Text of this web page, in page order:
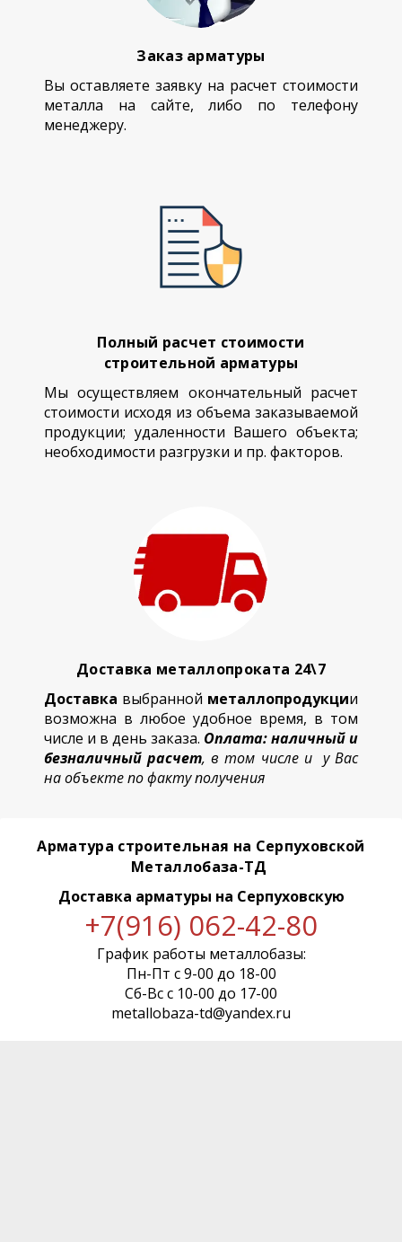
Заказ арматуры
Вы оставляете заявку на расчет стоимости
металла на сайте, либо по телефону
менеджеру.
Полный расчет стоимости
строительной арматуры
Мы осуществляем окончательный расчет
стоимости исходя из объема заказываемой
продукции; удаленности Вашего объекта;
необходимости разгрузки и пр. факторов.
Доставка металлопроката 24\7
Доставка выбранной металлопродукции
возможна в любое удобное время, в том
числе и в день заказа. Оплата: наличный и
безналичный расчет, в том числе и у Вас
на объекте по факту получения
Арматура строительная на Серпуховской
Металлобаза-ТД
Доставка арматуры на Серпуховскую
+7(916) 062-42-80
График работы металлобазы:
Пн-Пт с 9-00 до 18-00
Сб-Вс с 10-00 до 17-00
metallobaza-td@yandex.ru